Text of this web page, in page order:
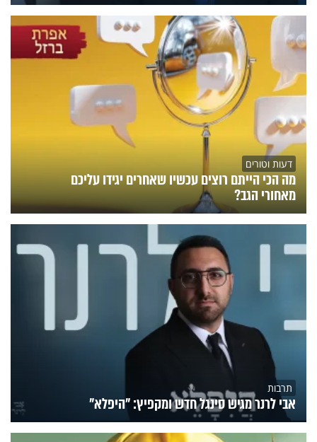
דעות וטורים
מה הכי הייתם רוצים עכשיו שאחרים יגידו עליכם
מאחורי הגב?
תרבות
אבי לרנר מגיש סינגל חדש ומקפיץ: "היפלא"